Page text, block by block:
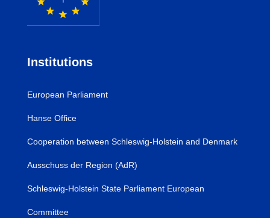
Institutions
European Parliament
Hanse Office
Cooperation between Schleswig-Holstein and Denmark
Ausschuss der Region (AdR)
Schleswig-Holstein State Parliament European
Committee